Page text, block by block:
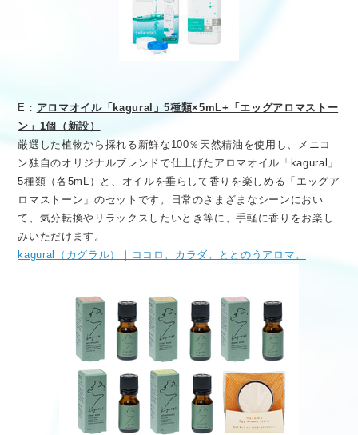
E： アロマオイル「kagural」5種類×5mL+「エッグアロマストー
ン」1個（新設）
厳選した植物から採れる新鮮な100％天然精油を使用し、メニコ
ン独自のオリジナルブレンドで仕上げたアロマオイル「kagural」
5種類（各5mL）と、オイルを垂らして香りを楽しめる「エッグア
ロマストーン」のセットです。日常のさまざまなシーンにおい
て、気分転換やリラックスしたいとき等に、手軽に香りをお楽し
みいただけます。
kagural（カグラル）｜ココロ。カラダ。ととのうアロマ。